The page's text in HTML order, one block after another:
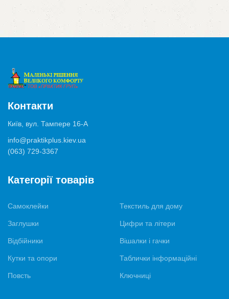
Контакти
Київ, вул. Тампере 16-А
info@praktikplus.kiev.ua
(063) 729-3367
Категорії товарів
Самоклейки
Заглушки
Відбійники
Кутки та опори
Повсть
Текстиль для дому
Цифри та літери
Вішалки і гачки
Таблички інформаційні
Ключниці